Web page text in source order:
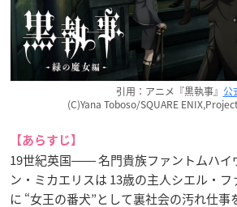
引用：アニメ『黒執事』 公
(C)Yana Toboso/SQUARE
【あらすじ】
19世紀英国―― 名門貴族ファントムハイ
ン・ミカエリスは 13歳の主人シエル・
に “女王の番犬”として裏社会の汚れ仕事